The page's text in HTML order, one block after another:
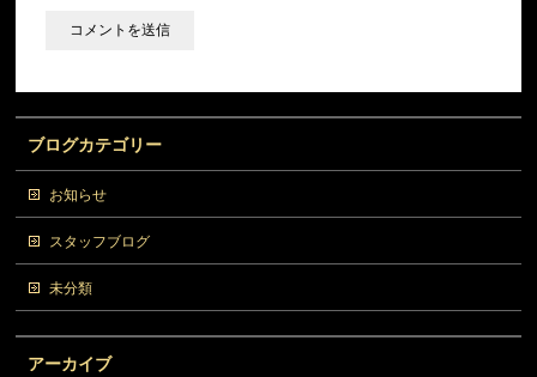
ブログカテゴリー
お知らせ
スタッフブログ
未分類
アーカイブ